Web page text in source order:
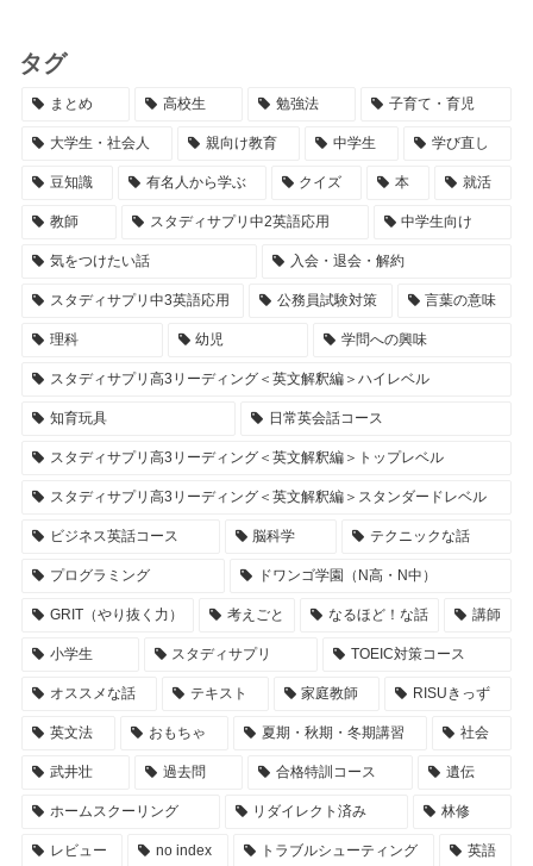
タグ
まとめ 高校生 勉強法 子育て・育児
大学生・社会人 親向け教育 中学生 学び直し
豆知識 有名人から学ぶ クイズ 本 就活
教師 スタディサプリ中2英語応用 中学生向け
気をつけたい話 入会・退会・解約
スタディサプリ中3英語応用 公務員試験対策 言葉の意味
理科 幼児 学問への興味
スタディサプリ高3リーディング＜英文解釈編＞ハイレベル
知育玩具 日常英会話コース
スタディサプリ高3リーディング＜英文解釈編＞トップレベル
スタディサプリ高3リーディング＜英文解釈編＞スタンダードレベル
ビジネス英話コース 脳科学 テクニックな話
プログラミング ドワンゴ学園（N高・N中）
GRIT（やり抜く力） 考えごと なるほど！な話 講師
小学生 スタディサプリ TOEIC対策コース
オススメな話 テキスト 家庭教師 RISUきっず
英文法 おもちゃ 夏期・秋期・冬期講習 社会
武井壮 過去問 合格特訓コース 遺伝
ホームスクーリング リダイレクト済み 林修
レビュー no index トラブルシューティング 英語